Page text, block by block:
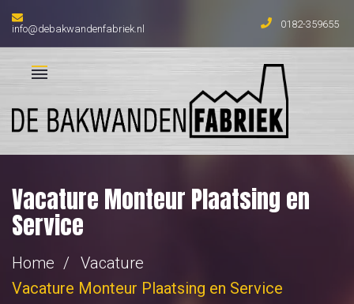
info@debakwandenfabriek.nl 0182-359655
Vacature Monteur Plaatsing en
Service
Home
Vacature
Vacature Monteur Plaatsing en Service